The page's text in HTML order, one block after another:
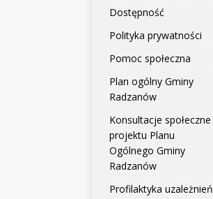
Dostępność
Polityka prywatności
Pomoc społeczna
Plan ogólny Gminy
Radzanów
Konsultacje społeczne
projektu Planu
Ogólnego Gminy
Radzanów
Profilaktyka uzależnień